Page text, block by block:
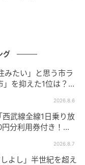
ゃ）」へおまい
由緒ある神社
々が集まり、財
ると信仰を集め
グ
みたい」と思う市ラ
を抑えた1位は？
2026.8.6
西武線全線1日乗り放
分利用券付き！
2026.8.7
よし」半世紀を超え